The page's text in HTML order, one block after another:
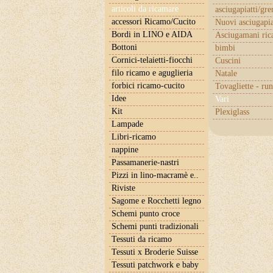
articoli da ricamare
asciugapiatti/
Nuovi
Asciugamani
bimbi
Cuscini
Natale
Tovagliette -
Vari
Plexiglass
accessori Ricamo/Cucito
Bordi in LINO e AIDA
Bottoni
Cornici-telaietti-fiocchi
filo ricamo e aguglieria
forbici ricamo-cucito
Idee
Kit
Lampade
Libri-ricamo
nappine
Passamanerie-nastri
Pizzi in lino-macramè e..
Riviste
Sagome e Rocchetti legno
Schemi punto croce
Schemi punti tradizionali
Tessuti da ricamo
Tessuti x Broderie Suisse
Tessuti patchwork e baby